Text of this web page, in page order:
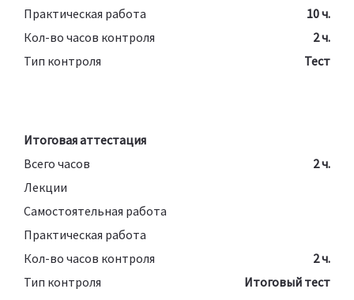
Практическая работа
10 ч.
Кол-во часов контроля
2 ч.
Тип контроля
Тест
Итоговая аттестация
Всего часов
2 ч.
Лекции
Самостоятельная работа
Практическая работа
Кол-во часов контроля
2 ч.
Тип контроля
Итоговый тест